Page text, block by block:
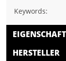
Keywords:
HERSTELLER